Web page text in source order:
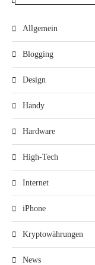
Allgemein
Blogging
Design
Handy
Hardware
High-Tech
Internet
iPhone
Kryptowährungen
News